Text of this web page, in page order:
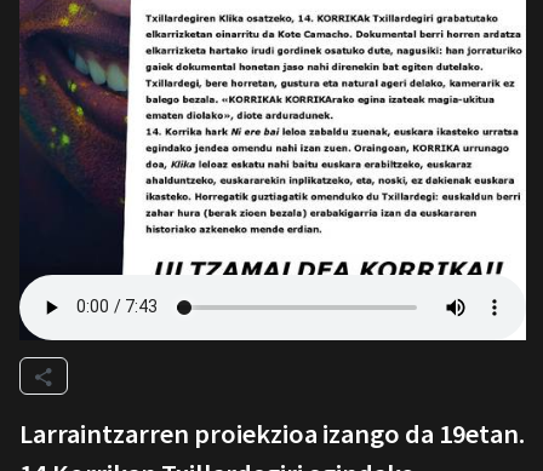
Larraintzarren proiekzioa izango da 19etan.